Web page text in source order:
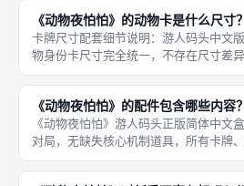
升，个人居家少量游玩几乎不会产生明
周多场高频
《动物夜怕怕》的动物卡是什么尺寸
卡牌尺寸配套细节说明：游人码头中文
物身份卡尺寸完全统一，不存在尺寸差
铜版覆膜纸，出厂自带基础防水覆膜，
正常使用；全套身份卡数量不多，八人
《动物夜怕怕》的配件包含哪些内容？
《动物夜怕怕》游人码头正版简体中文
对局，无缺失核心机制道具，所有卡牌
字，美术延续原版卡通农场小动物风格
本均为此套完整配件，开箱即可直接开